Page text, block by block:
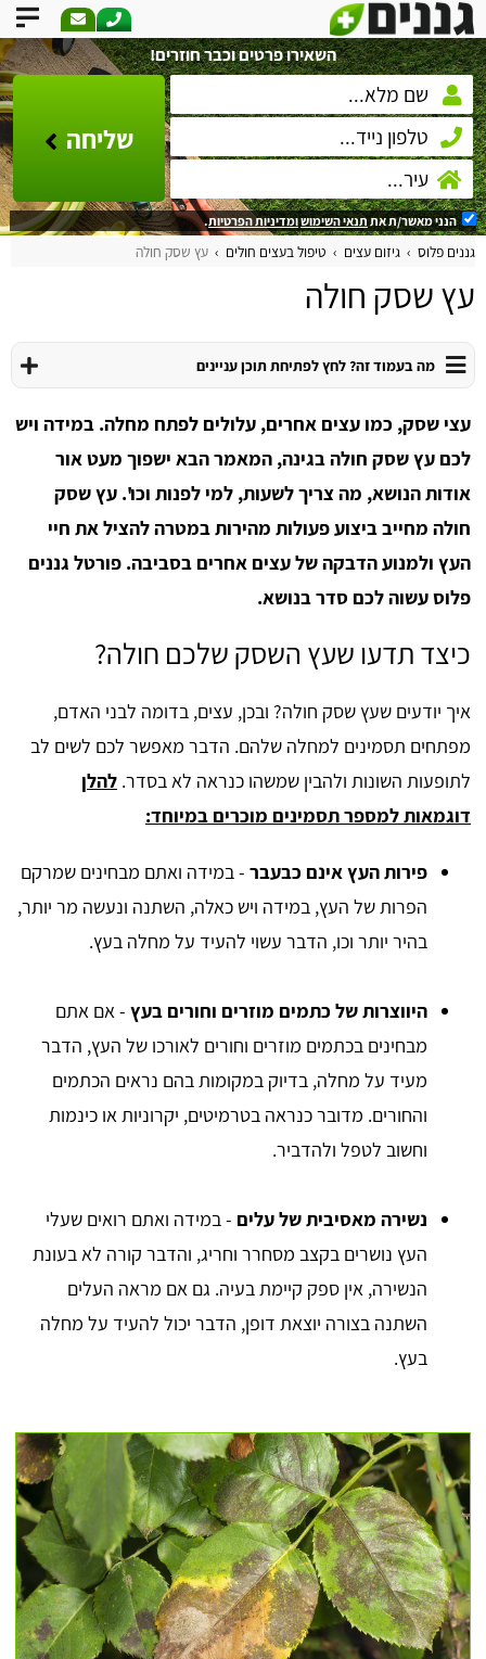
השאירו פרטים וכבר חוזרים!
שליחה
הנני מאשר/ת אתתנאי השימושומדיניות הפרטיות.
גננים פלוס גיזום עצים טיפול בעצים חולים עץ שסק חולה
עץ שסק חולה
מה בעמוד זה? לחץ לפתיחת תוכן עניינים
עצי שסק, כמו עצים אחרים, עלולים לפתח מחלה. במידה ויש
לכם עץ שסק חולה בגינה, המאמר הבא ישפוך מעט אור
אודות הנושא, מה צריך לשעות, למי לפנות וכו'. עץ שסק
חולה מחייב ביצוע פעולות מהירות במטרה להציל את חיי
העץ ולמנוע הדבקה של עצים אחרים בסביבה. פורטל גננים
פלוס עשוה לכם סדר בנושא.
כיצד תדעו שעץ השסק שלכם חולה?
איך יודעים שעץ שסק חולה? ובכן, עצים, בדומה לבני האדם,
מפתחים תסמינים למחלה שלהם. הדבר מאפשר לכם לשים לב
לתופעות השונות ולהבין שמשהו כנראה לא בסדר. להלן
דוגמאות למספר תסמינים מוכרים במיוחד:
פירות העץ אינם כבעבר - במידה ואתם מבחינים שמרקם
הפרות של העץ, במידה ויש כאלה, השתנה ונעשה מר יותר,
בהיר יותר וכו, הדבר עשוי להעיד על מחלה בעץ.
היווצרות של כתמים מוזרים וחורים בעץ - אם אתם
מבחינים בכתמים מוזרים וחורים לאורכו של העץ, הדבר
מעיד על מחלה, בדיוק במקומות בהם נראים הכתמים
והחורים. מדובר כנראה בטרמיטים, יקרוניות או כינמות
וחשוב לטפל ולהדביר.
נשירה מאסיבית של עלים - במידה ואתם רואים שעלי
העץ נושרים בקצב מסחרר וחריג, והדבר קורה לא בעונת
הנשירה, אין ספק קיימת בעיה. גם אם מראה העלים
השתנה בצורה יוצאת דופן, הדבר יכול להעיד על מחלה
בעץ.